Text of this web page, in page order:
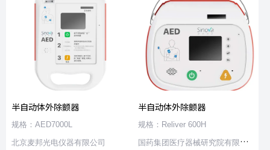
半自动体外除颤器
规格：AED7000L
北京麦邦光电仪器有限公司
半自动体外除颤器
规格：Reliver 600H
国药集团医疗器械研究院有限公